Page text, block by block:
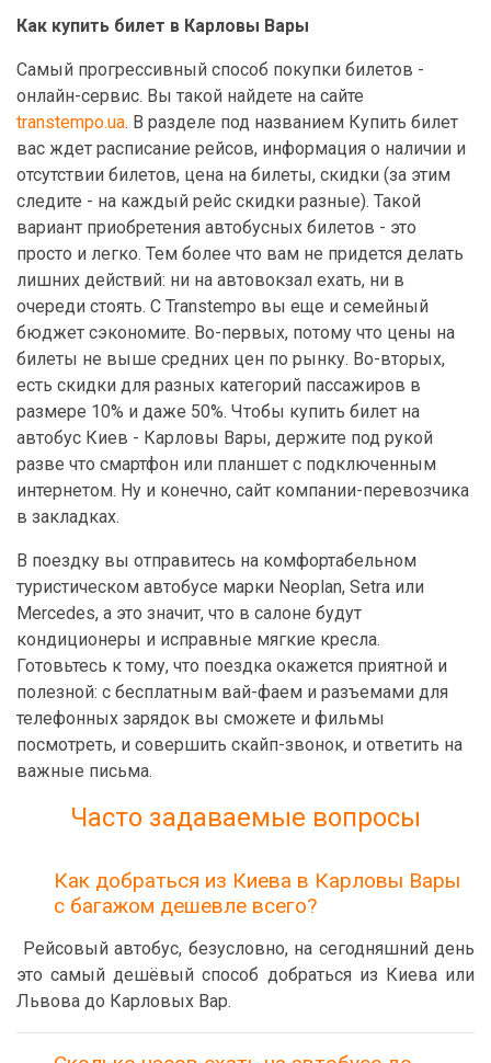
Как купить билет в Карловы Вары
Самый прогрессивный способ покупки билетов -
онлайн-сервис. Вы такой найдете на сайте
transtempo.ua. В разделе под названием Купить билет
вас ждет расписание рейсов, информация о наличии и
отсутствии билетов, цена на билеты, скидки (за этим
следите - на каждый рейс скидки разные). Такой
вариант приобретения автобусных билетов - это
просто и легко. Тем более что вам не придется делать
лишних действий: ни на автовокзал ехать, ни в
очереди стоять. С Transtempo вы еще и семейный
бюджет сэкономите. Во-первых, потому что цены на
билеты не выше средних цен по рынку. Во-вторых,
есть скидки для разных категорий пассажиров в
размере 10% и даже 50%. Чтобы купить билет на
автобус Киев - Карловы Вары, держите под рукой
разве что смартфон или планшет с подключенным
интернетом. Ну и конечно, сайт компании-перевозчика
в закладках.
В поездку вы отправитесь на комфортабельном
туристическом автобусе марки Neoplan, Setra или
Mercedes, а это значит, что в салоне будут
кондиционеры и исправные мягкие кресла.
Готовьтесь к тому, что поездка окажется приятной и
полезной: с бесплатным вай-фаем и разъемами для
телефонных зарядок вы сможете и фильмы
посмотреть, и совершить скайп-звонок, и ответить на
важные письма.
Часто задаваемые вопросы
Как добраться из Киева в Карловы Вары
с багажом дешевле всего?
Рейсовый автобус, безусловно, на сегодняшний день
это самый дешёвый способ добраться из Киева или
Львова до Карловых Вар.